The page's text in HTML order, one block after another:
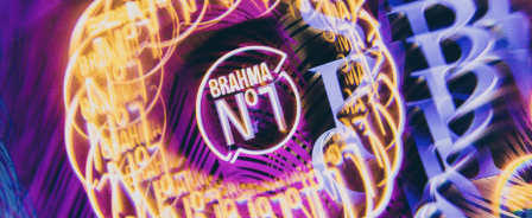
primeiro semestre de 2026, a assistente registrou 74
milhões de interações, alcançando uma taxa de retenção
interna de 90% e índice de resolutividade de 87% nos
atendimentos.
Além da b.ia, o Meu Bradesco engloba ferramentas como
o E-agro — plataforma digital direcionada a produtores
rurais — e sistemas de recomendação de investimentos